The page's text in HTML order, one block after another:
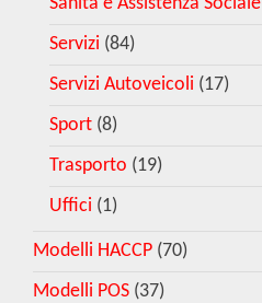
Servizi (84)
Servizi Autoveicoli (17)
Sport (8)
Trasporto (19)
Uffici (1)
Modelli HACCP (70)
Modelli POS (37)